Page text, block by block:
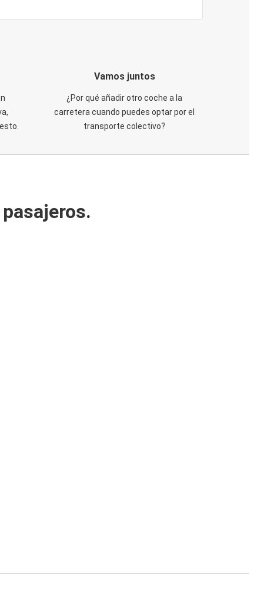
Vamos juntos
¿Por qué añadir otro coche a la
carretera cuando puedes optar por el
transporte colectivo?